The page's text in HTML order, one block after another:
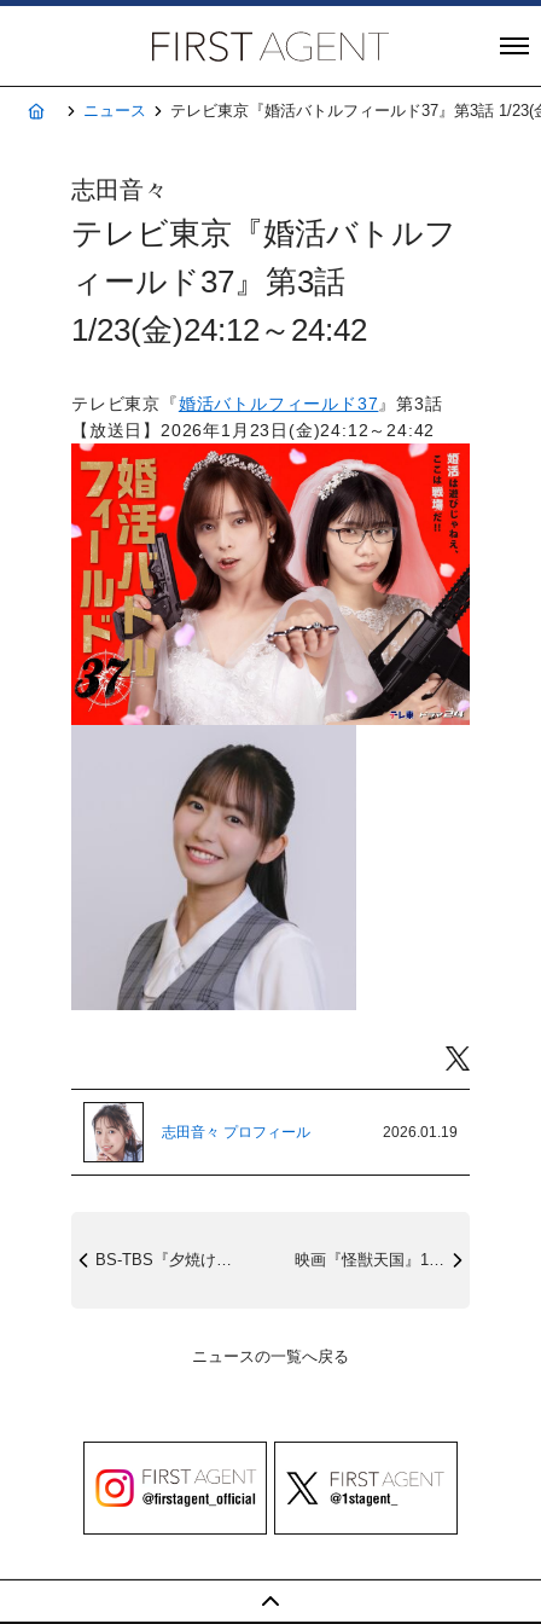
ホームニュース テレビ東京『婚活バトルフィールド37』第3話 1/23(
志田音々
テレビ東京『婚活バトルフ
ィールド37』第3話
1/23(金)24:12～24:42
テレビ東京『婚活バトルフィールド37 』第3話
【放送日】2026年1月23日(金)24:12～24:42
志田音々 プロフィール 2026.01.19
BS-TBS『夕焼け酒場』1/24(土)... 映画『怪獣天国』1/23(金)公開
ニュースの一覧へ戻る